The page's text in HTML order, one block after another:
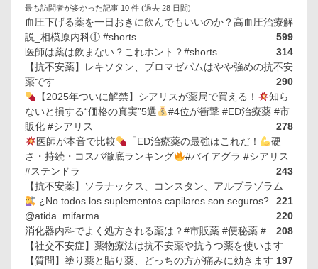
最も訪問者が多かった記事 10 件 (過去 28 日間)
血圧下げる薬を一日おきに飲んでもいいのか？高血圧治療解
説_相模原内科① #shorts
599
医師は薬は飲まない？これホント？#shorts
314
【抗不安薬】レキソタン、ブロマゼパムはやや強めの抗不安
薬です
290
【2025年ついに解禁】シアリスが薬局で買える！
知ら
ないと損する“価格の真実”5選
#4位が衝撃 #ED治療薬 #市
販化 #シアリス
278
医師が本音で比較
「ED治療薬の最強はこれだ！
硬
さ・持続・コスパ徹底ランキング
#バイアグラ #シアリス
#ステンドラ
243
【抗不安薬】ソラナックス、コンスタン、アルプラゾラム
221
¿No todos los suplementos capilares son seguros?
@atida_mifarma
220
消化器内科でよく処方される薬は？#市販薬 #便秘薬 #
208
【社交不安症】薬物療法は抗不安薬や抗うつ薬を使います
197
【質問】塗り薬と貼り薬、どっちの方が痛みに効きます